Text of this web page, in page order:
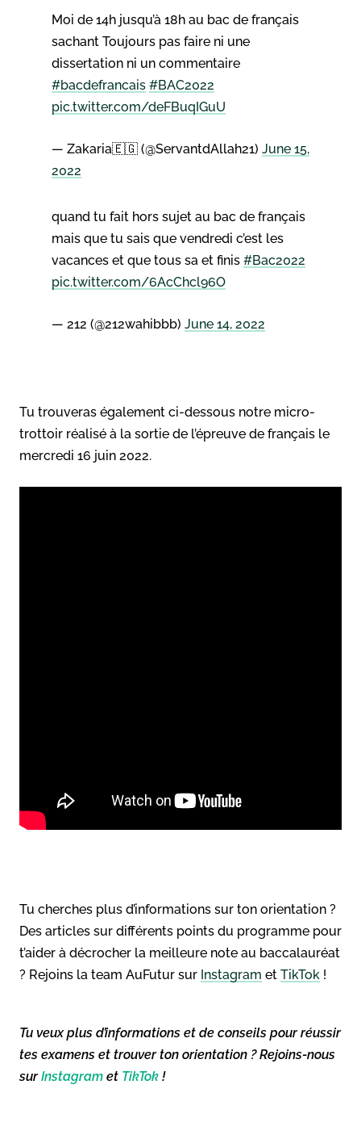
Moi de 14h jusqu’à 18h au bac de français
sachant Toujours pas faire ni une
dissertation ni un commentaire
#bacdefrancais #BAC2022
pic.twitter.com/deFBuqIGuU
— Zakaria🇪🇬 (@ServantdAllah21) June 15,
2022
quand tu fait hors sujet au bac de français
mais que tu sais que vendredi c’est les
vacances et que tous sa et finis #Bac2022
pic.twitter.com/6AcChcl96O
— 212 (@212wahibbb) June 14, 2022
Tu trouveras également ci-dessous notre micro-
trottoir réalisé à la sortie de l’épreuve de français le
mercredi 16 juin 2022.
Tu cherches plus d’informations sur ton orientation ?
Des articles sur différents points du programme pour
t’aider à décrocher la meilleure note au baccalauréat
? Rejoins la team AuFutur sur Instagram et TikTok !
Tu veux plus d’informations et de conseils pour réussir
tes examens et trouver ton orientation ? Rejoins-nous
surInstagram et TikTok !